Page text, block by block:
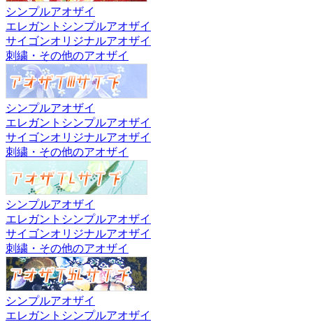
シンプルアオザイ
エレガントシンプルアオザイ
サイゴンオリジナルアオザイ
刺繍・その他のアオザイ
シンプルアオザイ
エレガントシンプルアオザイ
サイゴンオリジナルアオザイ
刺繍・その他のアオザイ
シンプルアオザイ
エレガントシンプルアオザイ
サイゴンオリジナルアオザイ
刺繍・その他のアオザイ
シンプルアオザイ
エレガントシンプルアオザイ